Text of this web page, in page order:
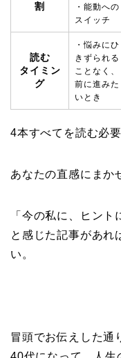
割
・能動への
スイッチ
読む
タイミン
グ
・悩みにひ
きずられる
ことなく、
前に進みた
いとき
4本すべてを読む必
あなたの直感にまか
「今の私に、ヒント
と感じた記事があれ
い。
冒頭でお伝えした通